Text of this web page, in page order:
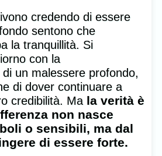
credendo di essere
sentono che
la tranquillità. Si
con la
un malessere profondo,
di dover continuare a
credibilità. Ma la verità è
non nasce
o sensibili, ma dal
di essere forte.